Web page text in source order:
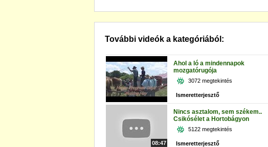
További videók a kategóriából:
08:47
Ahol a ló a mindennapok
mozgatórugója
3072 megtekintés
Ismeretterjesztő
Nincs asztalom, sem székem..
Csikósélet a Hortobágyon
5122 megtekintés
Ismeretterjesztő